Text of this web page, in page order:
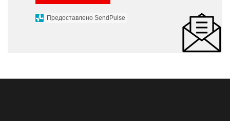
Предоставлено SendPulse